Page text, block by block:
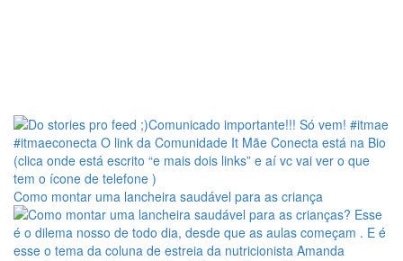
Como montar uma lancheira saudável para as criança